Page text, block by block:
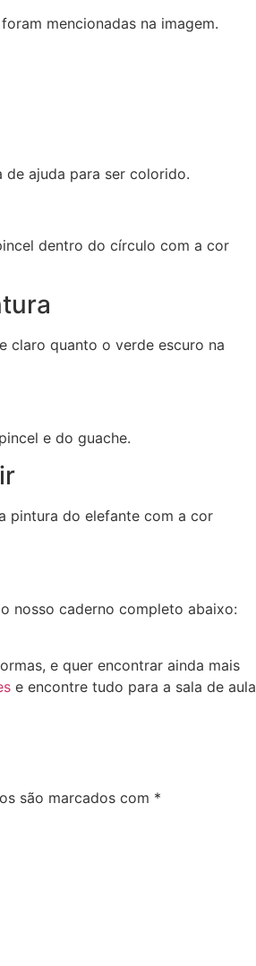
mencionadas na imagem.
de ajuda para ser colorido.
dentro do círculo com a cor
claro quanto o verde escuro na
e do guache.
pintura do elefante com a cor
nosso caderno completo abaixo:
e quer encontrar ainda mais
e encontre tudo para a sala de aula
são marcados com *